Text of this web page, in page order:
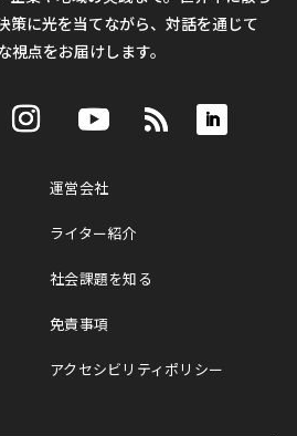
策に光を当てながら、対話を通じて
視点をお届けします。
運営会社
ライター紹介
社会課題を知る
免責事項
アクセシビリティポリシー